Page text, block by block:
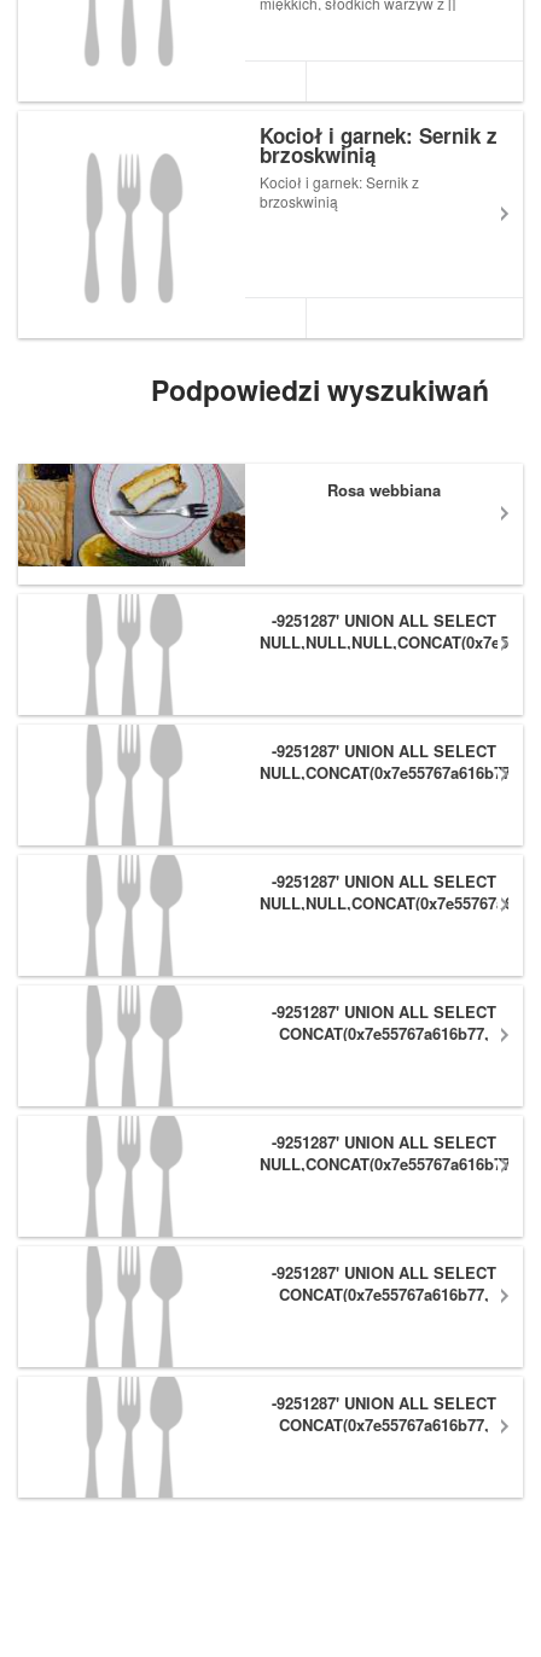
Kocioł i garnek: Sernik z
brzoskwinią
Kocioł i garnek: Sernik z
brzoskwinią
Podpowiedzi wyszukiwań
Rosa webbiana
-9251287' UNION ALL SELECT
-9251287' UNION ALL SELECT
NULL,CONCAT(0x7e55767a616b77,
-9251287' UNION ALL SELECT
-9251287' UNION ALL SELECT
CONCAT(0x7e55767a616b77,
-9251287' UNION ALL SELECT
NULL,CONCAT(0x7e55767a616b77,
-9251287' UNION ALL SELECT
CONCAT(0x7e55767a616b77,
-9251287' UNION ALL SELECT
CONCAT(0x7e55767a616b77,